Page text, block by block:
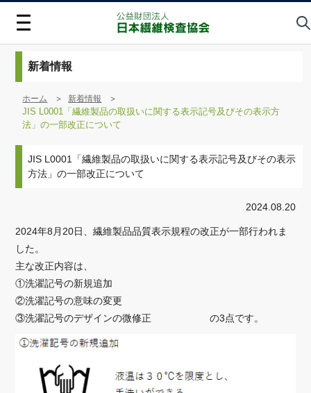
新着情報
ホーム 新着情報
JIS L0001「繊維製品の取扱いに関する表示記号及びその表示方
法」の一部改正について
JIS L0001「繊維製品の取扱いに関する表示記号及びその表示
方法」の一部改正について
2024.08.20
2024年8月20日、繊維製品品質表示規程の改正が一部行われま
した。
主な改正内容は、
①洗濯記号の新規追加
②洗濯記号の意味の変更
③洗濯記号のデザインの微修正 の3点です。